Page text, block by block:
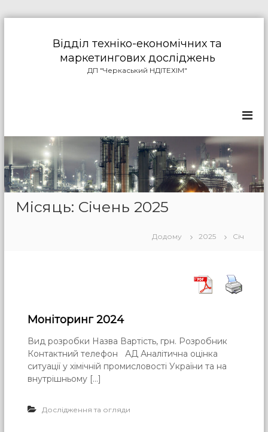
в
і
с
т
Відділ техніко-економічних та
маркетингових досліджень
ДП "Черкаський НДІТЕХІМ"
Місяць: Січень 2025
Додому 2025 Січ
Моніторинг 2024
Вид розробки Назва Вартість, грн. Розробник
Контактний телефон АД Аналітична оцінка
ситуації у хімічній промисловості України та на
внутрішньому […]
Дослідження та огляди